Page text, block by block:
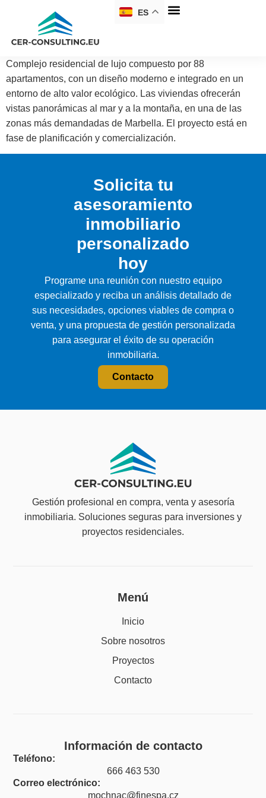
ES
Complejo residencial de lujo compuesto por 88
apartamentos, con un diseño moderno e integrado en un
entorno de alto valor ecológico. Las viviendas ofrecerán
vistas panorámicas al mar y a la montaña, en una de las
zonas más demandadas de Marbella. El proyecto está en
fase de planificación y comercialización.
Solicita tu
asesoramiento
inmobiliario
personalizado
hoy
Programe una reunión con nuestro equipo
especializado y reciba un análisis detallado de
sus necesidades, opciones viables de compra o
venta, y una propuesta de gestión personalizada
para asegurar el éxito de su operación
inmobiliaria.
Contacto
Gestión profesional en compra, venta y asesoría
inmobiliaria. Soluciones seguras para inversiones y
proyectos residenciales.
Menú
Inicio
Sobre nosotros
Proyectos
Contacto
Información de contacto
Teléfono:
666 463 530
Correo electrónico:
mochnac@finespa.cz